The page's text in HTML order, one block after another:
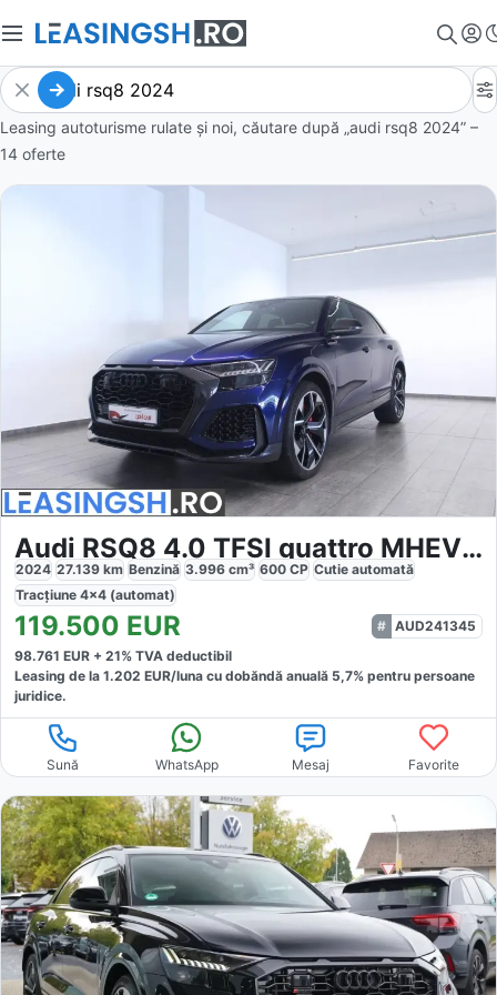
Leasing autoturisme rulate și noi, căutare după „audi rsq8 2024” –
14 oferte
Audi RSQ8 4.0 TFSI quattro MHEV Tiptronic
2024 27.139 km Benzină 3.996 cm³ 600 CP Cutie automată
Tracțiune 4x4 (automat)
119.500 EUR
AUD241345
98.761 EUR + 21% TVA deductibil
Leasing de la 1.202 EUR/luna cu dobăndă anuală 5,7% pentru persoane
juridice.
Sună WhatsApp Mesaj Favorite